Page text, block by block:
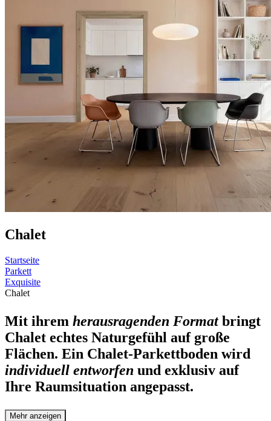
Chalet
Startseite
Parkett
Exquisite
Chalet
Mit ihrem herausragenden Formatbringt
Chalet echtes Naturgefühl auf große
Flächen. Ein Chalet-Parkettboden wird
individuell entworfen und exklusiv auf
Ihre Raumsituation angepasst.
Mehr anzeigen